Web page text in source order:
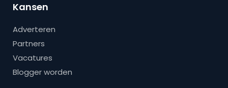
Kansen
Adverteren
Partners
Vacatures
Blogger worden